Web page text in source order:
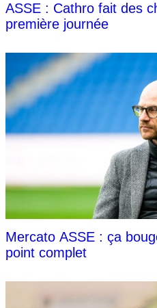
ASSE : Cathro fait des
première journée
Mercato ASSE : ça
point complet